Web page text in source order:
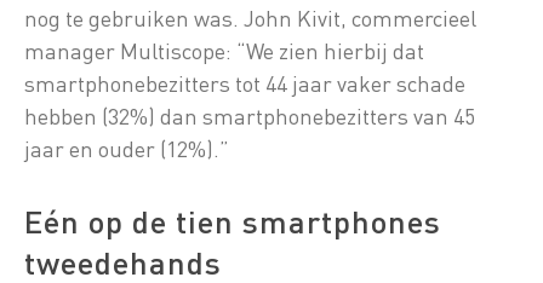
nog te gebruiken was. John Kivit, commercieel
manager Multiscope: “We zien hierbij dat
smartphonebezitters tot 44 jaar vaker schade
hebben (32%) dan smartphonebezitters van 45
jaar en ouder (12%).”
Eén op de tien smartphones
tweedehands